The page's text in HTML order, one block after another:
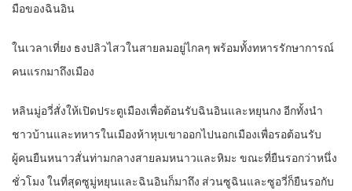
มือของฉินอิน
ในเวลาเที่ยง ธงปลิวไสวในสายลมอยู่ไกลๆ พร้อมทั้งทหารรักษาการณ์
คนแรกมาถึงเมือง
หลินมู่อวี่สั่งให้เปิดประตูเมืองเพื่อต้อนรับฉินอินและหยุนกง อีกทั้งนำ
ชาวบ้านและทหารในเมืองห้าหุบเขาออกไปนอกเมืองเพื่อรอต้อนรับ
ผู้คนยืนหนาวสั่นท่ามกลางสายลมหนาวและหิมะ ขณะที่ยืนรอกว่าหนึ่ง
ชั่วโมง ในที่สุดซูมู่หยุนและฉินอินก็มาถึง ส่วนซูฉินและซูอวี่ก็ยืนรอกับ